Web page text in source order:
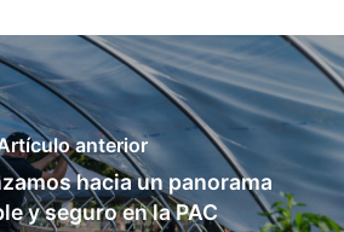
anterior
hacia un panorama
y seguro en la PAC